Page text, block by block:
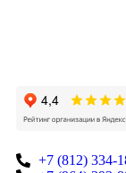
+7 (812) 334-